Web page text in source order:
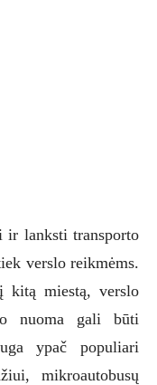
ir lanksti transporto
verslo reikmėms.
kitą miestą, verslo
nuoma gali būti
ypač populiari
mikroautobusų